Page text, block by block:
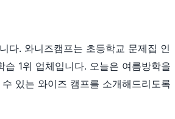
다. 와니즈캠프는 초등학교 문제집 인
1위 업체입니다. 오늘은 여름방학을
있는 와이즈 캠프를 소개해드리도록